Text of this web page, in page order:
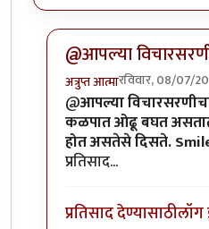
@आपल्या
अत्रुप्त आत्मारविवार, 08/07/
In reply toकला आणि
@आपल्या
कळपात ओढू बघत
होत असतेसे दिसते.
प्रतिसाद...
प्रतिसाद देण्यासाठीलॉग